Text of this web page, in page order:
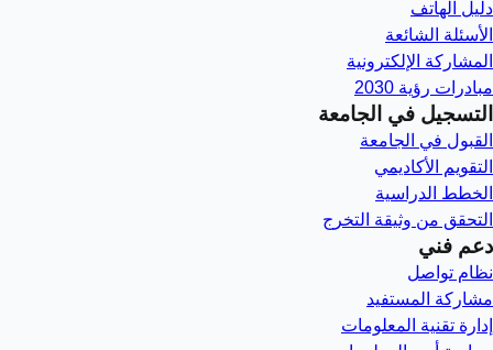
دليل الهاتف
الأسئلة الشائعة
المشاركة الإلكترونية
مبادرات رؤية 2030
التسجيل في الجامعة
القبول في الجامعة
التقويم الأكاديمي
الخطط الدراسية
التحقق من وثيقة التخرج
دعم فني
نظام تواصل
مشاركة المستفيد
إدارة تقنية المعلومات